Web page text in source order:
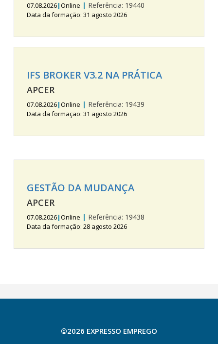
07.08.2026|Online | Referência: 19440
Data da formação: 31 agosto 2026
IFS BROKER V3.2 NA PRÁTICA
APCER
07.08.2026|Online | Referência: 19439
Data da formação: 31 agosto 2026
GESTÃO DA MUDANÇA
APCER
07.08.2026|Online | Referência: 19438
Data da formação: 28 agosto 2026
©2026 EXPRESSO EMPREGO